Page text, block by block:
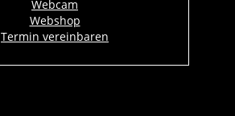
Webcam
Webshop
Termin vereinbaren